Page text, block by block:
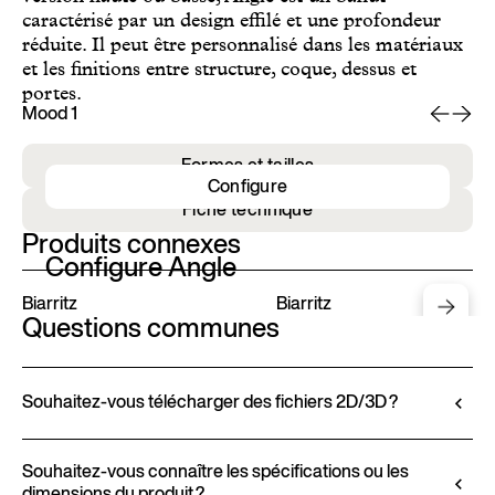
caractérisé par un design effilé et une profondeur
réduite. Il peut être personnalisé dans les matériaux
et les finitions entre structure, coque, dessus et
portes.
Mood 1
Formes et tailles
Fiche technique
Configure Angle
Configure
Produits connexes
Biarritz Biarritz
Questions communes
Souhaitez-vous télécharger des fichiers 2D/3D ?
personnaliser ses produits via le Configurateur 3D.
Souhaitez-vous connaître les spécifications ou les